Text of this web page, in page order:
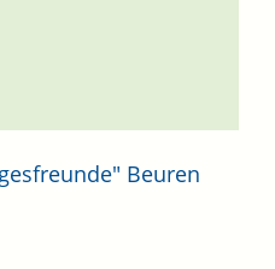
Beuren